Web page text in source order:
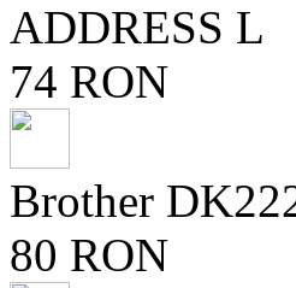
ADDRESS L
74 RON
Brother
80 RON